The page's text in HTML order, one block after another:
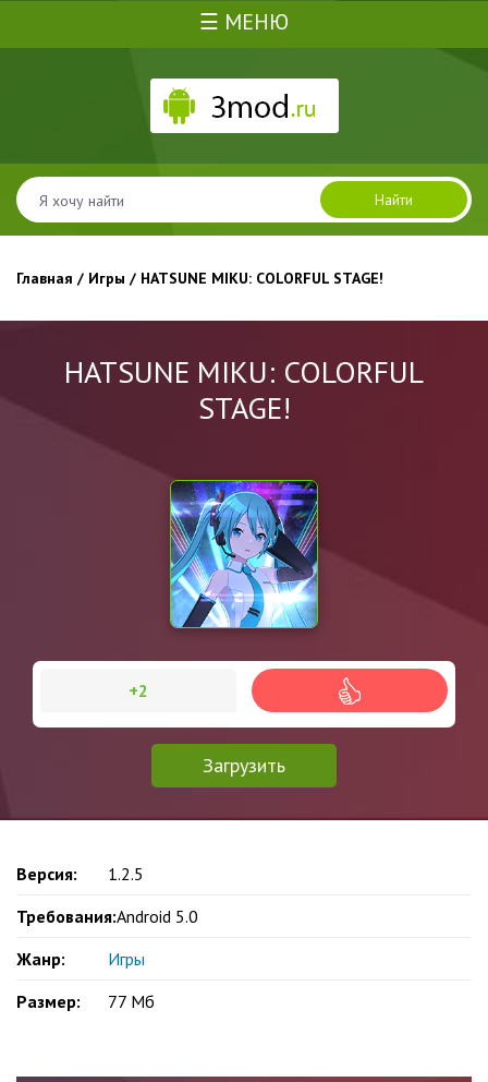
☰ МЕНЮ
Найти
Главная / Игры / HATSUNE MIKU: COLORFUL STAGE!
HATSUNE MIKU: COLORFUL
STAGE!
Загрузить
+2
Версия:
1.2.5
Требования:Android 5.0
Жанр:
Игры
Размер:
77 Мб